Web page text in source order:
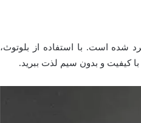
شده است. با استفاده از بلوتوث،
کیفیت و بدون سیم لذت ببرید.